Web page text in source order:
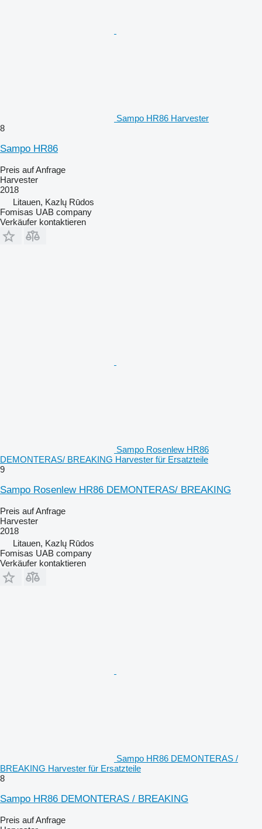
Sampo HR86 Harvester
8
Sampo HR86
Preis auf Anfrage
Harvester
2018
Litauen, Kazlų Rūdos
Fomisas UAB company
Verkäufer kontaktieren
Sampo Rosenlew HR86
DEMONTERAS/ BREAKING Harvester für Ersatzteile
9
Sampo Rosenlew HR86 DEMONTERAS/ BREAKING
Preis auf Anfrage
Harvester
2018
Litauen, Kazlų Rūdos
Fomisas UAB company
Verkäufer kontaktieren
Sampo HR86 DEMONTERAS /
BREAKING Harvester für Ersatzteile
8
Sampo HR86 DEMONTERAS / BREAKING
Preis auf Anfrage